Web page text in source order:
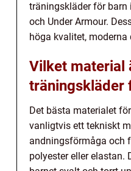
träningskläder för barn
och Under Armour.
höga kvalitet,
Vilket material
träningskläder
Det bästa materialet
vanligtvis ett tekniskt
andningsförmåga och
polyester eller elastan.